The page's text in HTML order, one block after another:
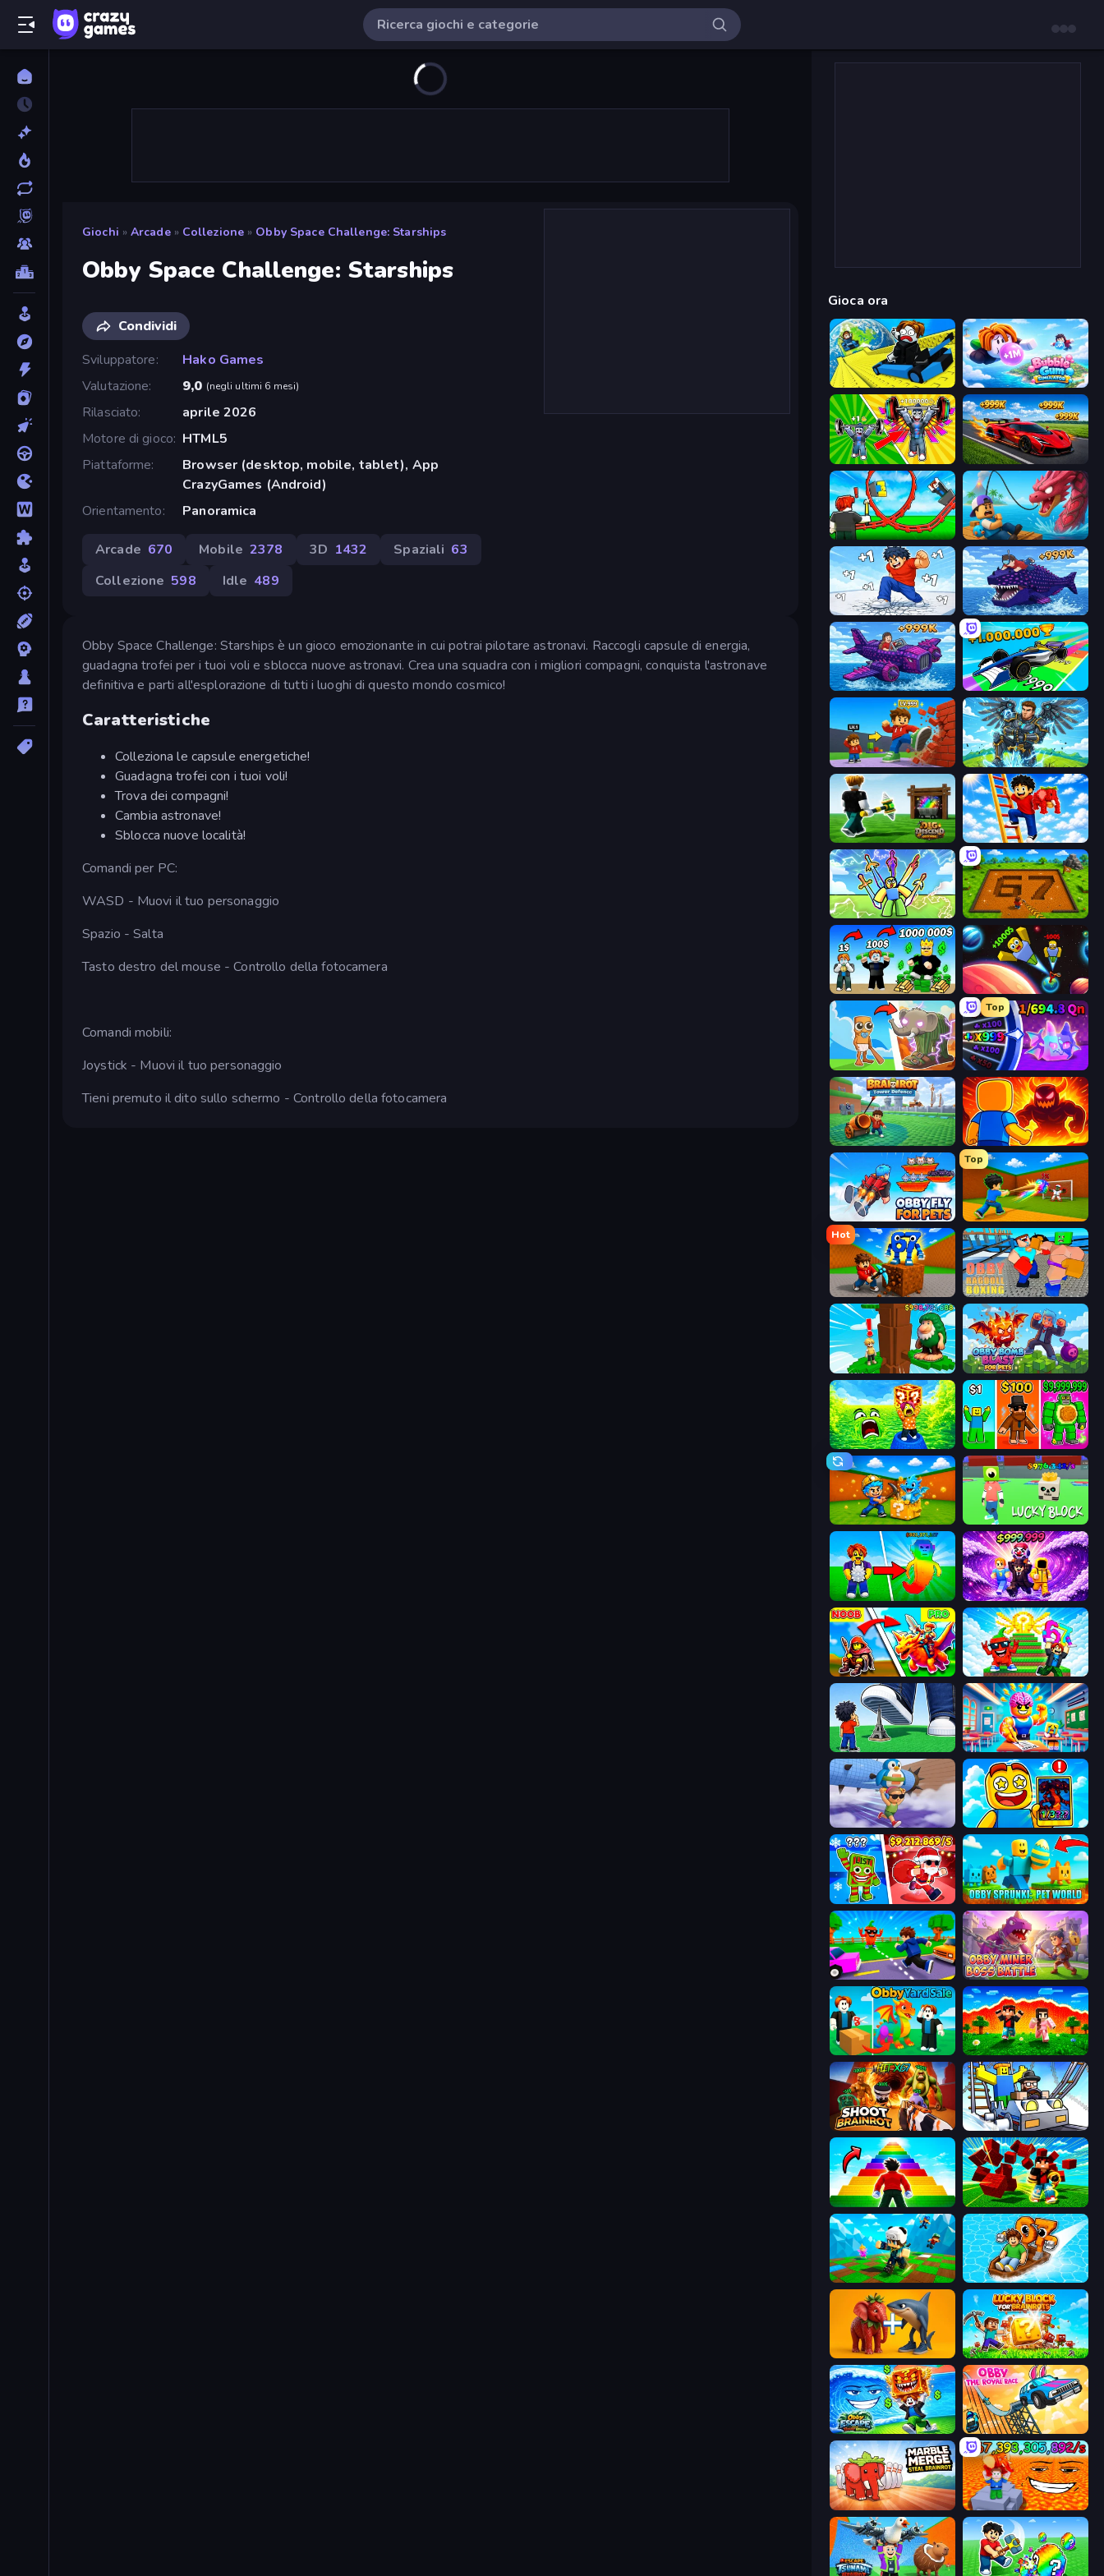
Giochi » Arcade » Collezione » Obby Space Challenge: Starships
Obby Space Challenge: Starships
Condividi
Sviluppatore
Hako Games
Valutazione
9,0 (negli ultimi 6 mesi)
Rilasciato
aprile 2026
Motore di gioco HTML5
Piattaforme
Browser (desktop, mobile, tablet), App
CrazyGames (Android)
Orientamento
Panoramica
Arcade 670 Mobile 2378 3D 1432 Spaziali 63
Collezione 598 Idle 489
Obby Space Challenge: Starships è un gioco emozionante in cui potrai pilotare astronavi. Raccogli capsule di energia,
guadagna trofei per i tuoi voli e sblocca nuove astronavi. Crea una squadra con i migliori compagni, conquista l'astronave
definitiva e parti all'esplorazione di tutti i luoghi di questo mondo cosmico!
Caratteristiche
Colleziona le capsule energetiche!
Guadagna trofei con i tuoi voli!
Trova dei compagni!
Cambia astronave!
Sblocca nuove località!
Comandi per PC:
WASD - Muovi il tuo personaggio
Spazio - Salta
Tasto destro del mouse - Controllo della fotocamera
Comandi mobili:
Joystick - Muovi il tuo personaggio
Tieni premuto il dito sullo schermo - Controllo della fotocamera
Gioca ora
Cart Ride Danger Mount Bubble Gum Simulator
Obby: Gym Simulator, Escape
Build a Rollercoaster: Simulator Fish It Now
Break a Skyscraper Obby Fish Challenge: Ride
Obby Plane Power Challenge: Fly Obby Car Challenge: Drive
Obby: +1 Click Wall Breaker Obby: Pull a Sword
Dig and Descend: Obby Mine Ladder to Brainhot: Climb
Obby vs Brainrot Obby: Dig Brainrots
Obby Tycoon Build the City Obby: +1 to Spaceflight Altitude
Brainrot Evolution
Top
Meeland.io
Brainrot Tower Defence Obby: Legendary Dragon
Obby Fly For Pets
Top
Baseball For Brainrot
Hot
Obby: Break Rocks For Brainrots Obby: Ragdoll Boxing
Steal Beanstalk for Brainrots Obby Bomb Blast For Pets
Save Memerots: Acid Lava lake Obby Brainrot Merge
Escape Cave For Brainrot Lucky Block
Collect Brainrot Egg Obby - BrainWave
Battle of Knights: Robby and Dragons Run and Jump for Brainrot
Obby: Click and Grow Obby: Dumb or Genius IQ Test
BrainZombie Log Escape Obby Cards: The Legend Hunt
Plants vs Brain Zombies Obby Sprunki: Pet World
Robby: Cross the Road for Brainrot Obby Miner: Boss Battle
Obby Yard Sale The Lava Tsunami
Shoot Brainrot Obby: Ride Carts
Obby Highest Jump Ever Robby Superhero
Robby: Many Games Float for Brainrots
Lucky Blocks for Brainrots
Obby Escape from Tsunami Brainrot Obby: The Royal Race
Marble Merge: Steal Brainrot Game Escape Lava for Brainrots!